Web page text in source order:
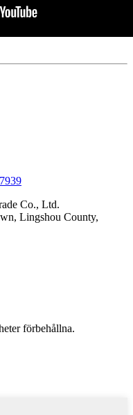
Co., Ltd.
Lingshou County,
förbehållna.